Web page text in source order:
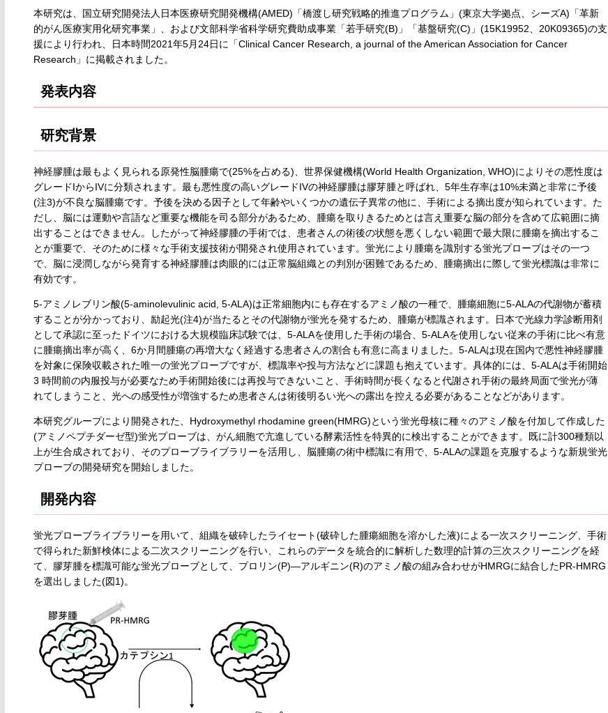
本研究は、国立研究開発法人日本医療研究開発機構(AMED)「橋渡し研究戦略的推進プログラム」(東京大学拠点、シーズA)「革新
的がん医療実用化研究事業」、および文部科学省科学研究費助成事業「若手研究(B)」「基盤研究(C)」(15K19952、20K09365)の支
援により行われ、日本時間2021年5月24日に「Clinical Cancer Research, a journal of the American Association for Cancer
Research」に掲載されました。
発表内容
研究背景
神経膠腫は最もよく見られる原発性脳腫瘍で(25%を占める)、世界保健機構(World Health Organization, WHO)によりその悪性度は
グレードIからIVに分類されます。最も悪性度の高いグレードIVの神経膠腫は膠芽腫と呼ばれ、5年生存率は10%未満と非常に予後
(注3)が不良な脳腫瘍です。予後を決める因子として年齢やいくつかの遺伝子異常の他に、手術による摘出度が知られています。た
だし、脳には運動や言語など重要な機能を司る部分があるため、腫瘍を取りきるためとは言え重要な脳の部分を含めて広範囲に摘
出することはできません。したがって神経膠腫の手術では、患者さんの術後の状態を悪くしない範囲で最大限に腫瘍を摘出するこ
とが重要で、そのために様々な手術支援技術が開発され使用されています。蛍光により腫瘍を識別する蛍光プローブはその一つ
で、脳に浸潤しながら発育する神経膠腫は肉眼的には正常脳組織との判別が困難であるため、腫瘍摘出に際して蛍光標識は非常に
有効です。
5-アミノレブリン酸(5-aminolevulinic acid, 5-ALA)は正常細胞内にも存在するアミノ酸の一種で、腫瘍細胞に5-ALAの代謝物が蓄積
することが分かっており、励起光(注4)が当たるとその代謝物が蛍光を発するため、腫瘍が標識されます。日本で光線力学診断用剤
として承認に至ったドイツにおける大規模臨床試験では、5-ALAを使用した手術の場合、5-ALAを使用しない従来の手術に比べ有意
に腫瘍摘出率が高く、6か月間腫瘍の再増大なく経過する患者さんの割合も有意に高まりました。5-ALAは現在国内で悪性神経膠腫
を対象に保険収載された唯一の蛍光プローブですが、標識率や投与方法などに課題も抱えています。具体的には、5-ALAは手術開始
3 時間前の内服投与が必要なため手術開始後には再投与できないこと、手術時間が長くなると代謝され手術の最終局面で蛍光が薄
れてしまうこと、光への感受性が増強するため患者さんは術後明るい光への露出を控える必要があることなどがあります。
本研究グループにより開発された、Hydroxymethyl rhodamine green(HMRG)という蛍光母核に種々のアミノ酸を付加して作成した
(アミノペプチダーゼ型)蛍光プローブは、がん細胞で亢進している酵素活性を特異的に検出することができます。既に計300種類以
上が生合成されており、そのプローブライブラリーを活用し、脳腫瘍の術中標識に有用で、5-ALAの課題を克服するような新規蛍光
プローブの開発研究を開始しました。
開発内容
蛍光プローブライブラリーを用いて、組織を破砕したライセート(破砕した腫瘍細胞を溶かした液)による一次スクリーニング、手術
で得られた新鮮検体による二次スクリーニングを行い、これらのデータを統合的に解析した数理的計算の三次スクリーニングを経
て、膠芽腫を標識可能な蛍光プローブとして、プロリン(P)―アルギニン(R)のアミノ酸の組み合わせがHMRGに結合したPR-HMRG
を選出しました(図1)。